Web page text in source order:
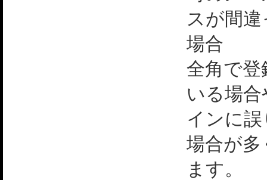
スが間
場合
全角で
いる場
インに
場合が
ます。